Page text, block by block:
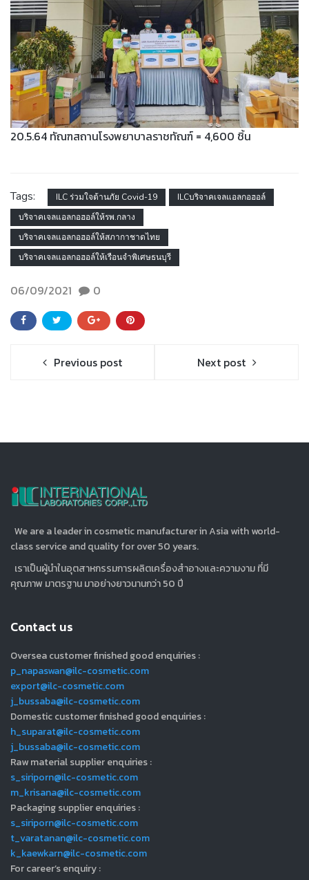
20.5.64 ทัณฑสถานโรงพยาบาลราชทัณฑ์ = 4,600 ชิ้น
Tags: ILC ร่วมใจต้านภัย Covid-19
ILCบริจาคเจลแอลกอฮอล์
บริจาคเจลแอลกอฮอล์ให้รพ.กลาง
บริจาคเจลแอลกอฮอล์ให้สภากาชาดไทย
บริจาคเจลแอลกอฮอล์ให้เรือนจำพิเศษธนบุรี
06/09/2021 0
Previous post Next post
We are a leader in cosmetic manufacturer in Asia with world-
class service and quality for over 50 years.
เราเป็นผู้นำในอุตสาหกรรมการผลิตเครื่องสำอางและความงาม ที่มี
คุณภาพ มาตรฐาน มาอย่างยาวนานกว่า 50 ปี
Contact us
Oversea customer finished good enquiries :
p_napaswan@ilc-cosmetic.com
export@ilc-cosmetic.com
j_bussaba@ilc-cosmetic.com
Domestic customer finished good enquiries :
h_suparat@ilc-cosmetic.com
j_bussaba@ilc-cosmetic.com
Raw material supplier enquiries :
s_siriporn@ilc-cosmetic.com
m_krisana@ilc-cosmetic.com
Packaging supplier enquiries :
s_siriporn@ilc-cosmetic.com
t_varatanan@ilc-cosmetic.com
k_kaewkarn@ilc-cosmetic.com
For career’s enquiry :